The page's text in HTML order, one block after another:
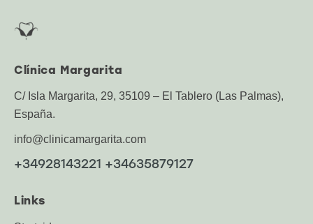
Clínica Margarita
C/ Isla Margarita, 29, 35109 – El Tablero (Las Palmas),
España.
info@clinicamargarita.com
+34928143221 +34635879127
Links